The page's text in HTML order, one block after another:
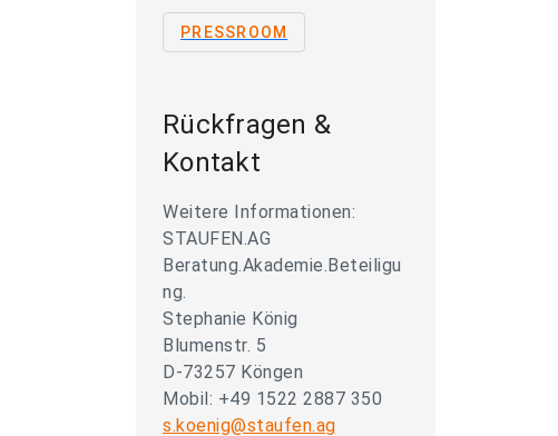
PRESSROOM
Rückfragen &
Kontakt
Weitere Informationen:
STAUFEN.AG
Beratung.Akademie.Beteiligu
ng.
Stephanie König
Blumenstr. 5
D-73257 Köngen
Mobil: +49 1522 2887 350
s.koenig@staufen.ag